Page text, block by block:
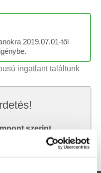
2019.07.01-től
ingatlant találtunk
szerint
amit keresel.